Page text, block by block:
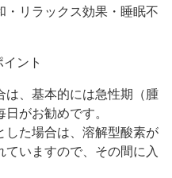
リラックス効果・睡眠不
ント
、基本的には急性期（腫
がお勧めです。
た場合は、溶解型酸素が
ていますので、その間に入